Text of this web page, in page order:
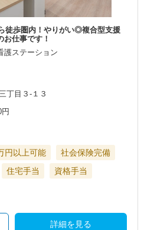
徒歩圏内！やりがい◎複合型支援
仕事です！
ステーション
丁目３-１３
円以上可能
社会保険完備
住宅手当
資格手当
詳細を見る